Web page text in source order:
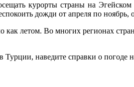
курорты страны на
дожди от апреля по
летом. Во многих регионах
Турции, наведите справки о